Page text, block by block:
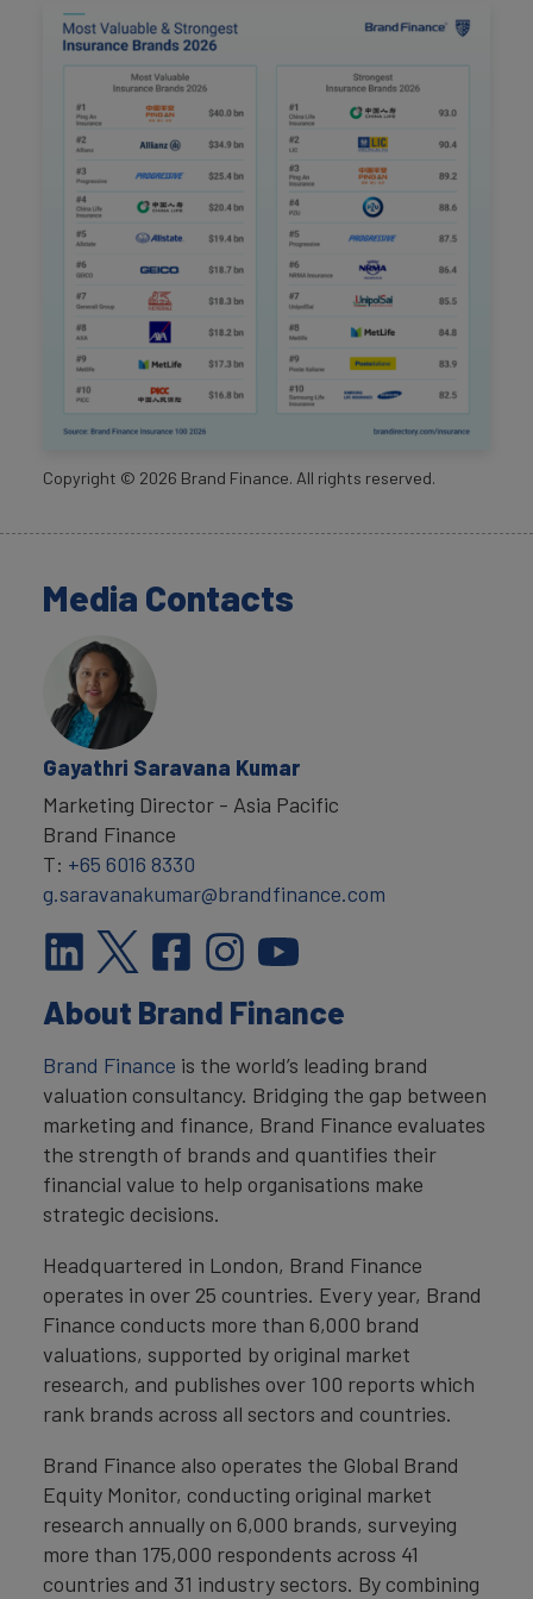
Copyright © 2026 Brand Finance. All rights reserved.
Media Contacts
Gayathri Saravana Kumar
Marketing Director - Asia Pacific
Brand Finance
T: +65 6016 8330
g.saravanakumar@brandfinance.com
About Brand Finance
Brand Finance is the world’s leading brand
valuation consultancy. Bridging the gap between
marketing and finance, Brand Finance evaluates
the strength of brands and quantifies their
financial value to help organisations make
strategic decisions.
Headquartered in London, Brand Finance
operates in over 25 countries. Every year, Brand
Finance conducts more than 6,000 brand
valuations, supported by original market
research, and publishes over 100 reports which
rank brands across all sectors and countries.
Brand Finance also operates the Global Brand
Equity Monitor, conducting original market
research annually on 6,000 brands, surveying
more than 175,000 respondents across 41
countries and 31 industry sectors. By combining